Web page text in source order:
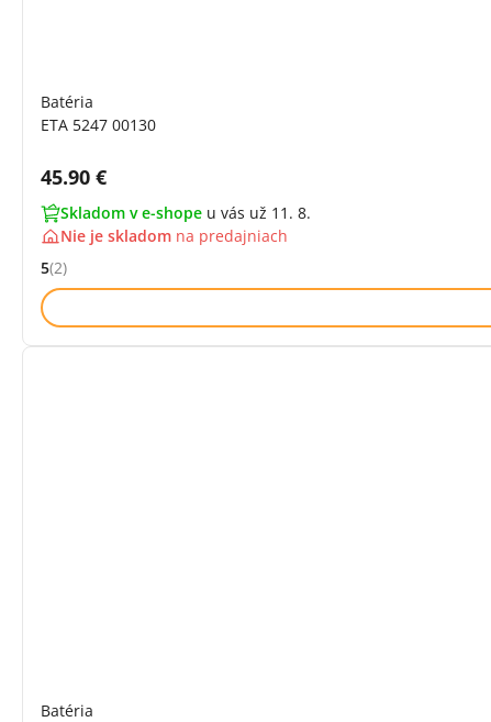
Batéria
ETA 5247 00130
Cena s DPH:
45.90 €
Skladom v e-shope u vás už 11. 8.
Nie je skladom na predajniach
Hodnocení: 5 z 5 (2 recenzí)
5(2)
Batéria